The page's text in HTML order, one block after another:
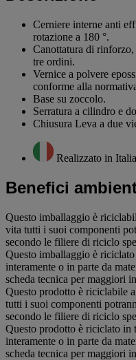
Cerniere interne anti
rotazione a 180 °.
Canottatura di
tre ordini.
Vernice a polvere
conforme alla
Base su zoccolo.
Serratura a cilindro e
Chiusura Leva a due
Realizzato in Italia
Benefici
Questo imballaggio è
vita tutti i suoi componenti
secondo le filiere di riciclo
Questo imballaggio è
interamente o in parte da
scheda tecnica per maggiori
Questo prodotto è riciclabile
tutti i suoi componenti
secondo le filiere di riciclo
Questo prodotto è riciclato in
interamente o in parte da
scheda tecnica per maggiori